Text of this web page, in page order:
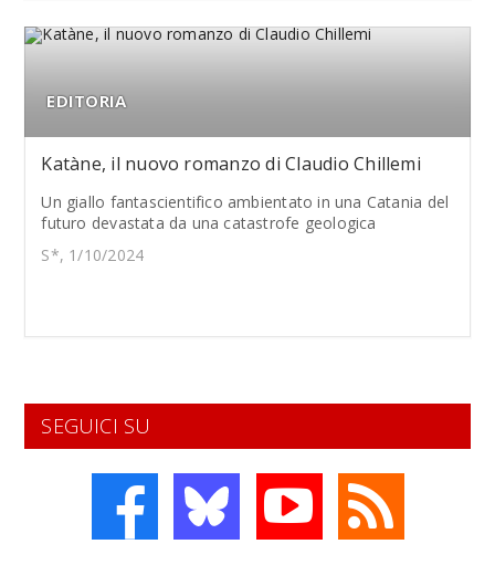
EDITORIA
Katàne, il nuovo romanzo di Claudio Chillemi
Un giallo fantascientifico ambientato in una Catania del
futuro devastata da una catastrofe geologica
S*, 1/10/2024
SEGUICI SU